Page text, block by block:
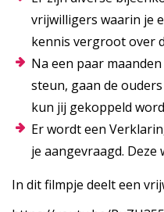
vrijwilligers waarin je
kennis vergroot over
Na een paar
steun, gaan de
kun jij gekoppeld
Er wordt een
je aangevraagd.
In dit filmpje deelt een